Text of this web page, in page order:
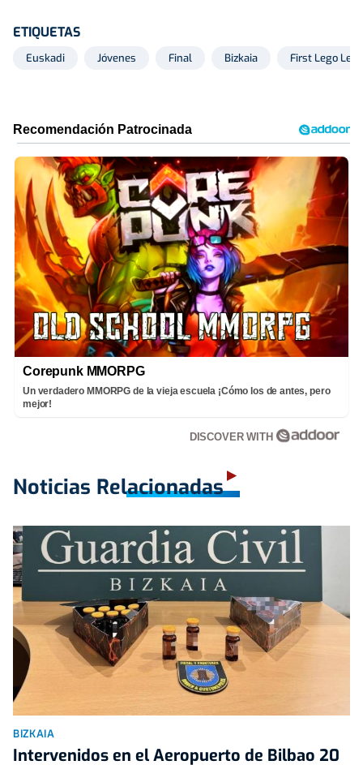
ETIQUETAS
Euskadi Jóvenes Final Bizkaia First Lego
Corepunk MMORPG
Un verdadero MMORPG de la vieja escuela ¡Cómo los de antes, pero
mejor!
DISCOVER WITH
Noticias Relacionadas
BIZKAIA
Intervenidos en el Aeropuerto de Bilbao 20